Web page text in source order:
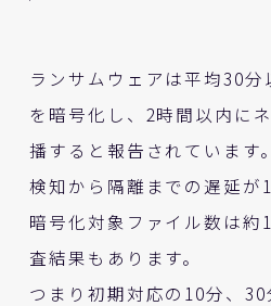
ランサムウェアは平均30
を暗号化し、2時間以内に
播すると報告されています。
検知から隔離までの遅延が
暗号化対象ファイル数は約
査結果もあります。
つまり初期対応の10分、